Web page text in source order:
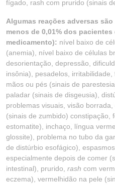
fígado, rash com prurido (sinais
Algumas reações adversas
menos de 0,01% dos
medicamento): nível baixo de
(anemia), nível baixo de células
desorientação, depressão,
insônia), pesadelos,
mãos ou pés (sinais de
paladar (sinais de disgeusia),
problemas visuais, visão
(sinais de zumbido) constipação,
estomatite), inchaço, língua
glossite), problema no tubo da
de distúrbio esofágico),
especialmente depois de comer
intestinal), prurido, rash com
eczema), vermelhidão na pele